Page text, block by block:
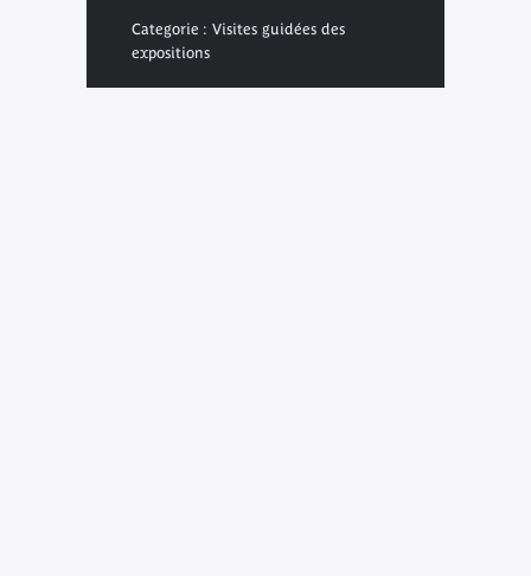
Categorie : Visites guidées des
expositions